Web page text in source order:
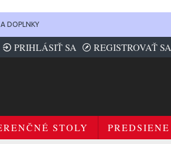
DOPLNKY
PRIHLÁSIŤ SA REGISTROVAŤ SA
STOLY PREDSIENE